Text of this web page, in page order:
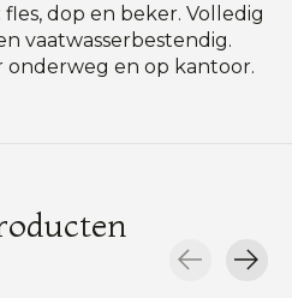
dop en beker. Volledig
vaatwasserbestendig.
onderweg en op kantoor.